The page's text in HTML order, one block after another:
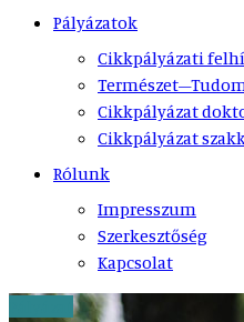
Pályázatok
Cikkpályázati
Cikkpályázat
Cikkpályázat
Rólunk
Impresszum
Szerkesztőség
Kapcsolat